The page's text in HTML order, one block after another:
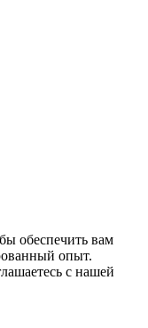
обеспечить вам
опыт.
с нашей